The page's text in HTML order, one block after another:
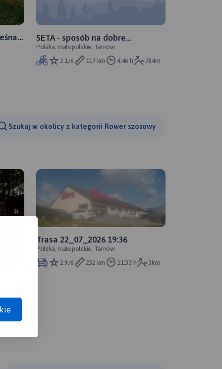
SETA - sposób na dobre
samopoczucie
Polska, małopolskie, Tarnów
2.1/6
117 km 4:46 h 784m
Szukaj w okolicy z kategorii Rower szosowy
Trasa 22_07_2026 19:36
Polska, małopolskie, Tarnów
2.9/6
232 km 11:33 h 3km